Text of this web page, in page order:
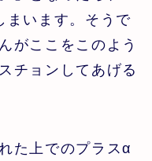
まいます。そうで
がここをこのよう
チョンしてあげる
た上でのプラスα